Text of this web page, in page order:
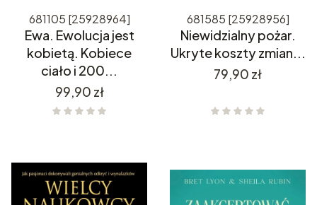
681105 [25928964]
Ewa. Ewolucja jest
kobietą. Kobiece
ciało i 200...
Cena
99,90 zł
681585 [25928956]
Niewidzialny pożar.
Ukryte koszty zmian...
Cena
79,90 zł